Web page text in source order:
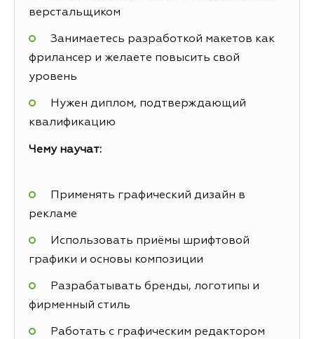
верстальщиком
Занимаетесь разработкой макетов как
фрилансер и желаете повысить свой
уровень
Нужен диплом, подтверждающий
квалификацию
Чему научат:
Применять графический дизайн в
рекламе
Использовать приёмы шрифтовой
графики и основы композиции
Разрабатывать бренды, логотипы и
фирменный стиль
Работать с графическим редактором